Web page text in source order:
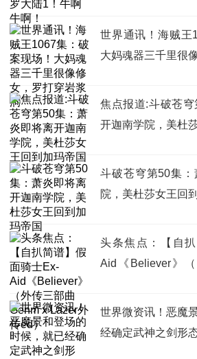
世界通讯！海贼王
大妈魂器三千里很
焦点报道:斗破苍
开迦南学院，美杜
斗破苍穹第50集
院，美杜莎女王回
头条焦点：【自
Aid《Believer》
世界微资讯！恶魔
经确定武神之剑形